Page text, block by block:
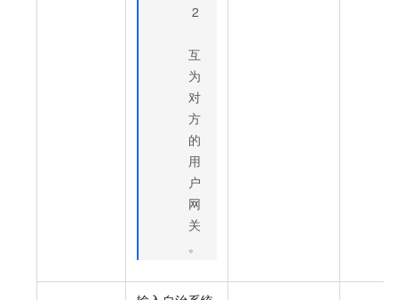
2
互
为
对
方
的
用
户
网
关
。